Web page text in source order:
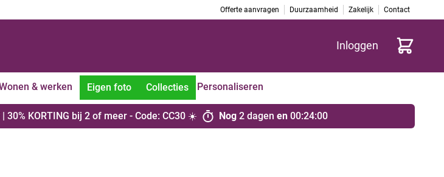
Offerte aanvragen Duurzaamheid Zakelijk Contact
Inloggen
& werken Eigen foto Collecties Personaliseren
30% KORTING bij 2 of meer - Code: CC30 ☀️ Nog 2 dagen en 00:24:00